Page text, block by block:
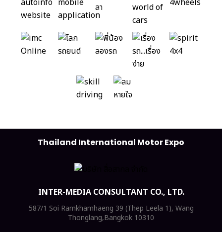
Thailand International Motor Expo
INTER-MEDIA CONSULTANT CO., LTD.
587/1 Soi Ramkhamhaeng 39 (Thep Leela 1), Wang
Thonglang,Bangkok 10310